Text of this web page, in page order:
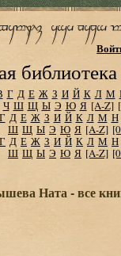
Г Д Е Ж З И Й К Л М
Ч Ш Щ Ы Э Ю Я [A-Z]
Г Д Е Ж З И Й К Л М Н
Ш Щ Ы Э Ю Я [A-Z]
Г Д Е Ж З И Й К Л М Н
Ш Щ Ы Э Ю Я [A-Z]
Ната - все